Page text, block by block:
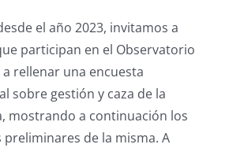
el año 2023, invitamos a
participan en el Observatorio
a rellenar una encuesta
sobre gestión y caza de la
mostrando a continuación los
de la misma. A